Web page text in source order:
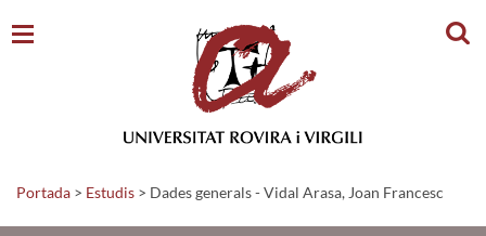
Portada > Estudis > Dades generals - Vidal Arasa, Joan Francesc